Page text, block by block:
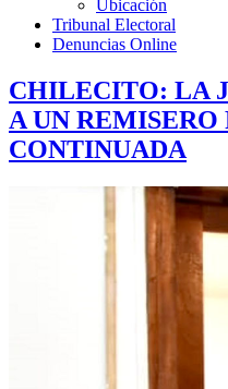
Ubicación
Tribunal Electoral
Denuncias Online
CHILECITO: LA
A UN REMISERO
CONTINUADA